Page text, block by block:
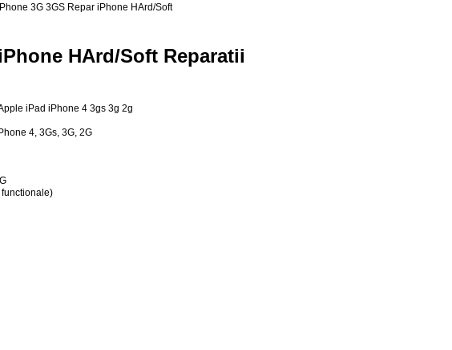
3G 3GS Repar iPhone HArd/Soft
HArd/Soft Reparatii
iPad iPhone 4 3gs 3g 2g
4, 3Gs, 3G, 2G